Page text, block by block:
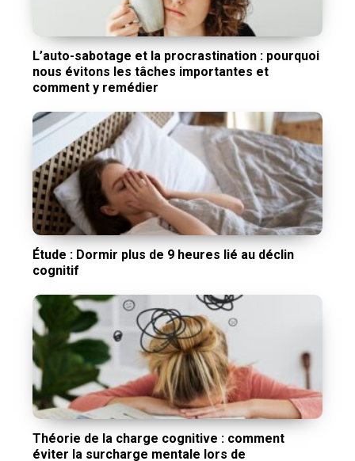
L’auto-sabotage et la procrastination : pourquoi
nous évitons les tâches importantes et
comment y remédier
Étude : Dormir plus de 9 heures lié au déclin
cognitif
Théorie de la charge cognitive : comment
éviter la surcharge mentale lors de